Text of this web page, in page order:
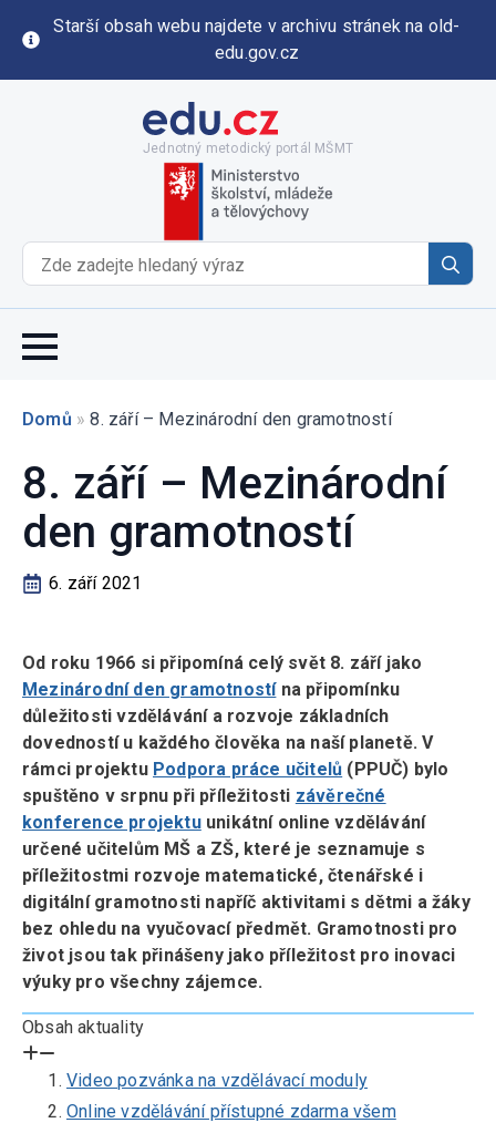
Starší obsah webu najdete v archivu stránek na old-
edu.gov.cz
Jednotný metodický portál MŠMT
for:
Domů » 8. září – Mezinárodní den gramotností
8. září – Mezinárodní
den gramotností
6. září 2021
Od roku 1966 si připomíná celý svět 8. září jako
Mezinárodní den gramotnostína připomínku
důležitosti vzdělávání a rozvoje základních
dovedností u každého člověka na naší planetě. V
rámci projektu Podpora práce učitelů (PPUČ) bylo
spuštěno v srpnu při příležitosti závěrečné
konference projektuunikátní online vzdělávání
určené učitelům MŠ a ZŠ, které je seznamuje s
příležitostmi rozvoje matematické, čtenářské i
digitální gramotnosti napříč aktivitami s dětmi a žáky
bez ohledu na vyučovací předmět. Gramotnosti pro
život jsou tak přinášeny jako příležitost pro inovaci
výuky pro všechny zájemce.
Obsah aktuality
Video pozvánka na vzdělávací moduly
Online vzdělávání přístupné zdarma všem